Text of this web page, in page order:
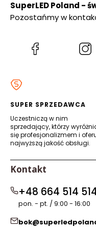
SuperLED Poland -
Pozostańmy w
SUPER SPRZEDAWCA
Uczestniczą w nim
sprzedający, którzy
się profesjonalizmem i
najwyższą jakość obsługi.
Kontakt
+48 664 514
pon. - pt. / 9:00 - 16:00